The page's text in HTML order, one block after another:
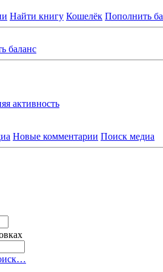
Найти книгу Кошелёк Пополнить
баланс
активность
Новые комментарии Поиск медиа